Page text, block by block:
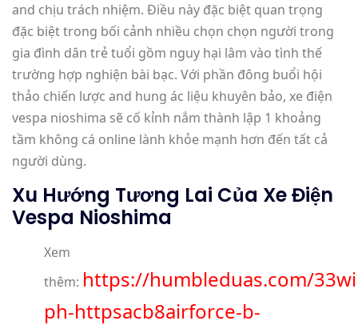
and chịu trách nhiệm. Điều này đặc biệt quan trọng
đặc biệt trong bối cảnh nhiều chọn chọn người trong
gia đình dân trẻ tuổi gồm nguy hại lâm vào tình thế
trường hợp nghiện bài bạc. Với phần đông buổi hội
thảo chiến lược and hung ác liệu khuyên bảo, xe điện
vespa nioshima sẽ cố kỉnh nắm thành lập 1 khoảng
tầm không cá online lành khỏe mạnh hơn đến tất cả
người dùng.
Xu Hướng Tương Lai Của Xe Điện
Vespa Nioshima
Xem
thêm: https://humbleduas.com/
ph-httpsacb8airforce-b-